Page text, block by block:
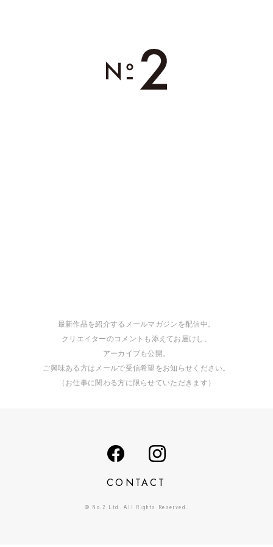
最新作品を紹介するメールマガジンを配信中。
クリエイターのコメントも添えてお届けし、
アーカイブも公開。
ご興味ある方はメールで受信希望をお知らせください。
（お仕事に関わる方に限らせていただきます）
CONTACT
© No.2 Ltd. All Rights Reserved.